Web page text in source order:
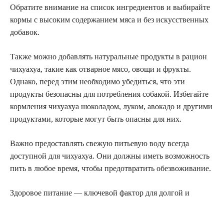
Обратите внимание на список ингредиентов и выбирайте
кормы с высоким содержанием мяса и без искусственных
добавок.
Также можно добавлять натуральные продукты в рацион
чихуахуа, такие как отварное мясо, овощи и фрукты.
Однако, перед этим необходимо убедиться, что эти
продукты безопасны для потребления собакой. Избегайте
кормления чихуахуа шоколадом, луком, авокадо и другими
продуктами, которые могут быть опасны для них.
Важно предоставлять свежую питьевую воду всегда
доступной для чихуахуа. Они должны иметь возможность
пить в любое время, чтобы предотвратить обезвоживание.
Здоровое питание — ключевой фактор для долгой и